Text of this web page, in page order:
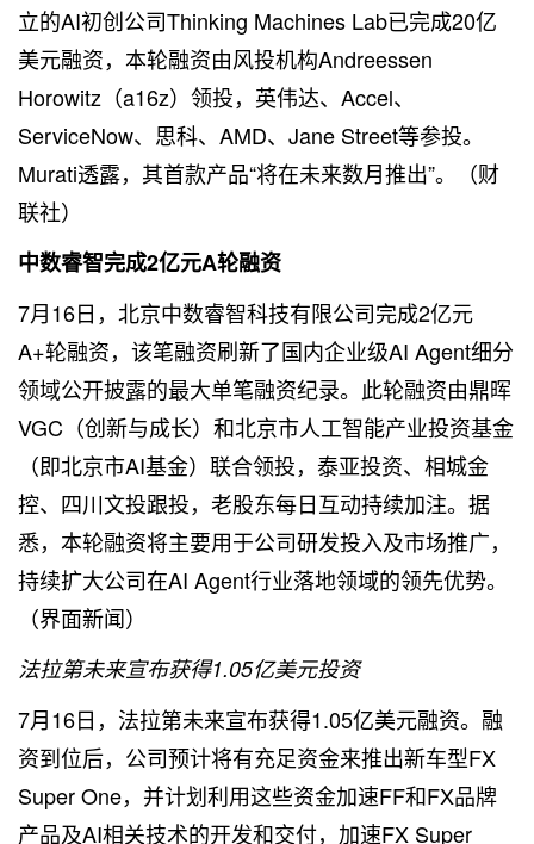
立的AI初创公司Thinking Machines Lab已完成20亿
美元融资，本轮融资由风投机构Andreessen
Horowitz（a16z）领投，英伟达、Accel、
ServiceNow、思科、AMD、Jane Street等参投。
Murati透露，其首款产品“将在未来数月推出”。（财
联社）
中数睿智完成2亿元A轮融资
7月16日，北京中数睿智科技有限公司完成2亿元
A+轮融资，该笔融资刷新了国内企业级AI Agent细分
领域公开披露的最大单笔融资纪录。此轮融资由鼎晖
VGC（创新与成长）和北京市人工智能产业投资基金
（即北京市AI基金）联合领投，泰亚投资、相城金
控、四川文投跟投，老股东每日互动持续加注。据
悉，本轮融资将主要用于公司研发投入及市场推广，
持续扩大公司在AI Agent行业落地领域的领先优势。
（界面新闻）
法拉第未来宣布获得1.05亿美元投资
7月16日，法拉第未来宣布获得1.05亿美元融资。融
资到位后，公司预计将有充足资金来推出新车型FX
Super One，并计划利用这些资金加速FF和FX品牌
产品及AI相关技术的开发和交付，加速FX Super